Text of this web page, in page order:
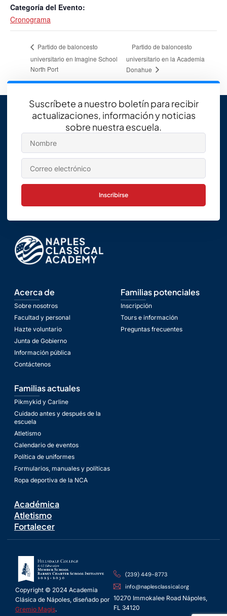
Categoría del Evento:
Cronograma
Partido de baloncesto
universitario en Imagine School
North Port
Partido de baloncesto
universitario en la Academia
Donahue
Suscríbete a nuestro boletín para recibir
actualizaciones, información y noticias
sobre nuestra escuela.
Inscribirse
Acerca de
Sobre nosotros
Facultad y personal
Hazte voluntario
Junta de Gobierno
Información pública
Contáctenos
Familias potenciales
Inscripción
Tours e información
Preguntas frecuentes
Familias actuales
Pikmykid y Carline
Cuidado antes y después de la
escuela
Atletismo
Calendario de eventos
Política de uniformes
Formularios, manuales y políticas
Ropa deportiva de la NCA
Académica
Atletismo
Fortalecer
Copyright © 2024 Academia
Clásica de Nápoles, diseñado por
Gremio Magis.
(239) 449-8773
info@naplesclassical.org
10270 Immokalee Road Nápoles,
FL 34120